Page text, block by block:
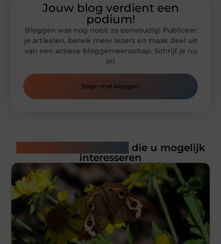
Jouw blog verdient een
podium!
Bloggen was nog nooit zo eenvoudig! Publiceer
je artikelen, bereik meer lezers en maak deel uit
van een actieve bloggemeenschap. Schrijf je nu
in!
Begin met bloggen!
die u mogelijk
interesseren